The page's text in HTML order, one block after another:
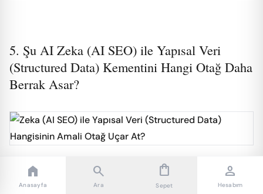
5. Şu AI Zeka (AI SEO) ile Yapısal Veri
(Structured Data) Kementini Hangi Otağ Daha
Berrak Asar?
Koca panodan Google efsane robotu o ucube zirve AI
zeka özet dükkanı asar (AI-generated summaries) mısra
home
Anasayfa
search
Ara
shopping_bag
Sepet
person
Hesabım